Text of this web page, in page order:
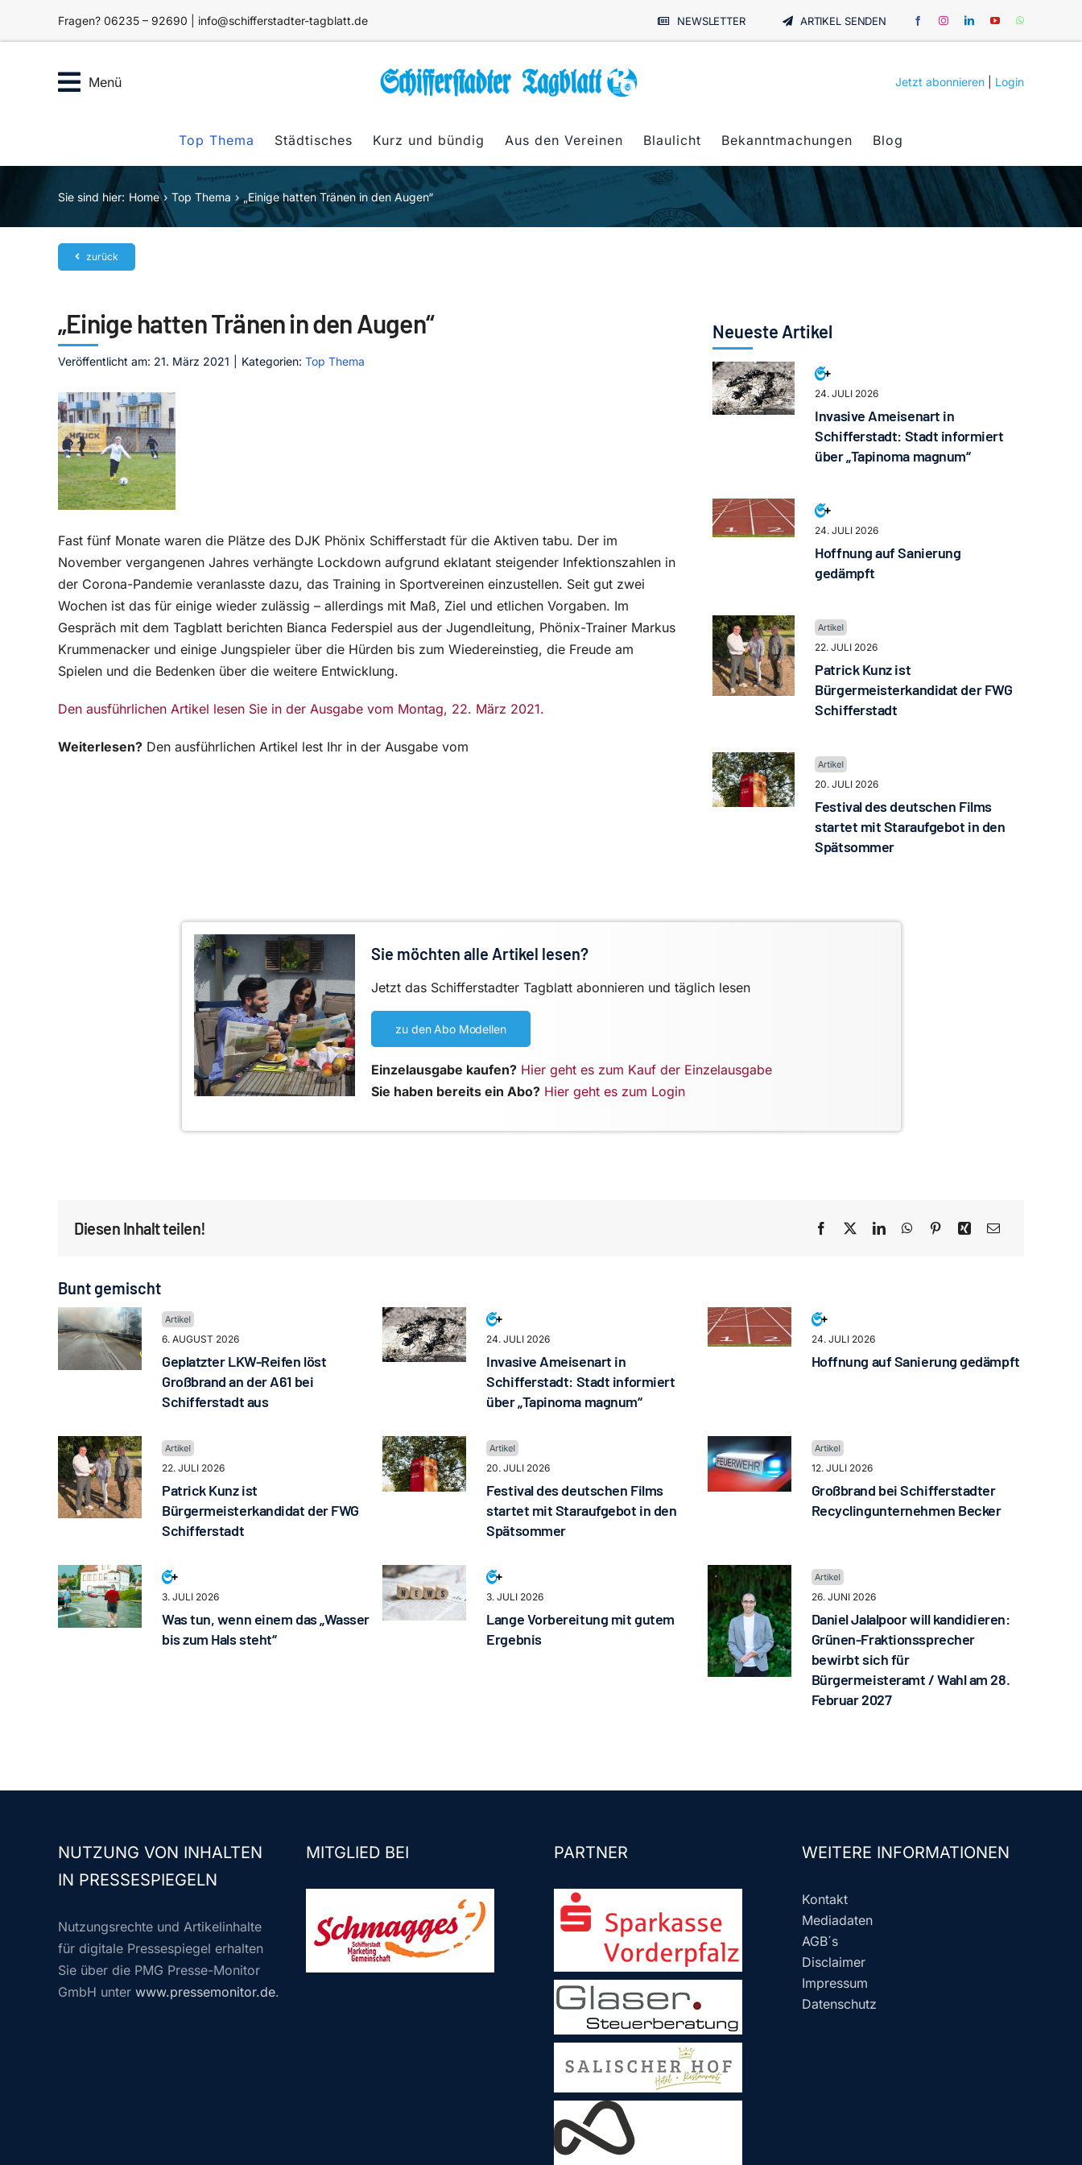
Fragen? 06235 – 92690 | info@schifferstadter-tagblatt.de NEWSLETTER ARTIKEL SENDEN
Menü Jetzt abonnieren Login
Top Thema Städtisches Kurz und bündig Aus den Vereinen Blaulicht Bekanntmachungen Blog
Sie sind hier: Home Top Thema „Einige hatten Tränen in den Augen“
zurück
„Einige hatten Tränen in den Augen“
Veröffentlicht am: 21. März 2021 Kategorien: Top Thema
Fast fünf Monate waren die Plätze des DJK Phönix Schifferstadt für die Aktiven tabu. Der im
November vergangenen Jahres verhängte Lockdown aufgrund eklatant steigender Infektionszahlen in
der Corona-Pandemie veranlasste dazu, das Training in Sportvereinen einzustellen. Seit gut zwei
Wochen ist das für einige wieder zulässig – allerdings mit Maß, Ziel und etlichen Vorgaben. Im
Gespräch mit dem Tagblatt berichten Bianca Federspiel aus der Jugendleitung, Phönix-Trainer Markus
Krummenacker und einige Jungspieler über die Hürden bis zum Wiedereinstieg, die Freude am
Spielen und die Bedenken über die weitere Entwicklung.
Den ausführlichen Artikel lesen Sie in der Ausgabe vom Montag, 22. März 2021.
Weiterlesen? Den ausführlichen Artikel lest Ihr in der Ausgabe vom
Neueste Artikel
24. JULI 2026
Invasive Ameisenart in
Schifferstadt: Stadt informiert
über „Tapinoma magnum“
24. JULI 2026
Hoffnung auf Sanierung
gedämpft
22. JULI 2026
Patrick Kunz ist
Bürgermeisterkandidat der FWG
Schifferstadt
20. JULI 2026
Festival des deutschen Films
startet mit Staraufgebot in den
Spätsommer
Sie möchten alle Artikel lesen?
Jetzt das Schifferstadter Tagblatt abonnieren und täglich lesen
zu den Abo Modellen
Einzelausgabe kaufen? Hier geht es zum Kauf der Einzelausgabe
Sie haben bereits ein Abo? Hier geht es zum Login
Diesen Inhalt teilen!
Bunt gemischt
6. AUGUST 2026
Geplatzter LKW-Reifen löst
Großbrand an der A61 bei
Schifferstadt aus
24. JULI 2026
Invasive Ameisenart in
Schifferstadt: Stadt informiert
über „Tapinoma magnum“
24. JULI 2026
Hoffnung auf Sanierung gedämpft
22. JULI 2026
Patrick Kunz ist
Bürgermeisterkandidat der FWG
Schifferstadt
20. JULI 2026
Festival des deutschen Films
startet mit Staraufgebot in den
Spätsommer
12. JULI 2026
Großbrand bei Schifferstadter
Recyclingunternehmen Becker
3. JULI 2026
Was tun, wenn einem das „Wasser
bis zum Hals steht“
3. JULI 2026
Lange Vorbereitung mit gutem
Ergebnis
26. JUNI 2026
Daniel Jalalpoor will kandidieren:
Grünen-Fraktionssprecher
bewirbt sich für
Bürgermeisteramt / Wahl am 28.
Februar 2027
NUTZUNG VON INHALTEN
IN PRESSESPIEGELN
Nutzungsrechte und Artikelinhalte
für digitale Pressespiegel erhalten
Sie über die PMG Presse-Monitor
GmbH unter www.pressemonitor.de.
MITGLIED BEI PARTNER WEITERE INFORMATIONEN
Kontakt
Mediadaten
AGB´s
Disclaimer
Impressum
Datenschutz